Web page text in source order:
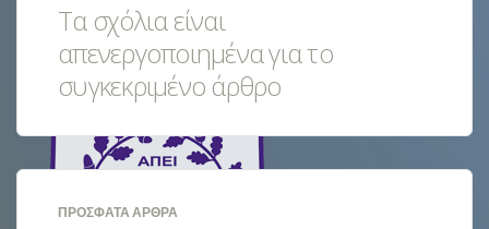
Τα σχόλια είναι
απενεργοποιημένα για το
συγκεκριμένο άρθρο
ΠΡΌΣΦΑΤΑ ΆΡΘΡΑ